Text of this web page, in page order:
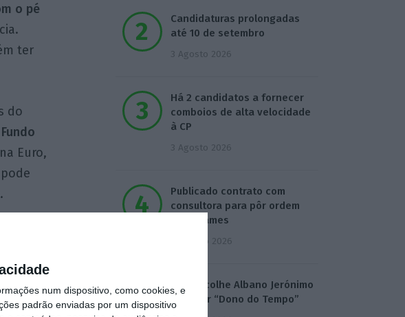
num dispositivo, como cookies, e
padrão enviadas por um dispositivo
o pé
ter
do
Euro,
Candidaturas prolongadas
até 10 de setembro
3 Agosto 2026
Há 2 candidatos a fornecer
comboios de alta velocidade
à CP
3 Agosto 2026
Publicado contrato com
consultora para pôr ordem
nos exames
4 Agosto 2026
TML escolhe Albano Jerónimo
para ser “Dono do Tempo”